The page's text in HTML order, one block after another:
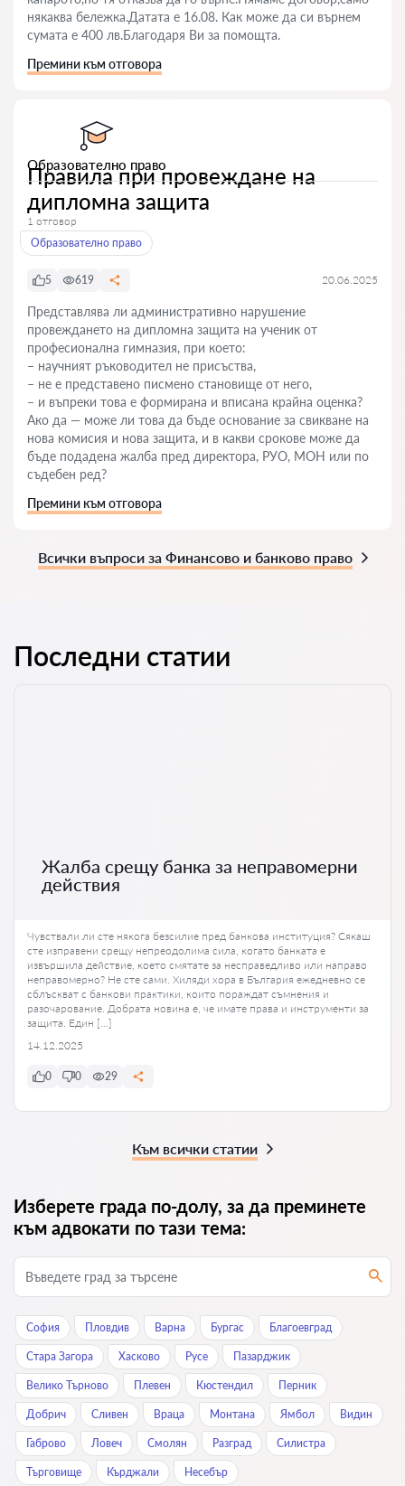
някаква бележка.Датата е 16.08. Как може да си върнем
сумата е 400 лв.Благодаря Ви за помощта.
Премини към отговора
Образователно право
Правила при провеждане на
дипломна защита
1 отговор
Образователно право
5 619 20.06.2025
Представлява ли административно нарушение
провеждането на дипломна защита на ученик от
професионална гимназия, при което:
– научният ръководител не присъства,
– не е представено писмено становище от него,
– и въпреки това е формирана и вписана крайна оценка?
Ако да — може ли това да бъде основание за свикване на
нова комисия и нова защита, и в какви срокове може да
бъде подадена жалба пред директора, РУО, МОН или по
съдебен ред?
Премини към отговора
Всички въпроси за Финансово и банково право
Последни статии
Жалба срещу банка за неправомерни
действия
Чувствали ли сте някога безсилие пред банкова институция? Сякаш
сте изправени срещу непреодолима сила, когато банката е
извършила действие, което смятате за несправедливо или направо
неправомерно? Не сте сами. Хиляди хора в България ежедневно се
сблъскват с банкови практики, които пораждат съмнения и
разочарование. Добрата новина е, че имате права и инструменти за
защита. Един […]
14.12.2025
0 0 29
Към всички статии
Изберете града по-долу, за да преминете
към адвокати по тази тема:
София Пловдив Варна Бургас Благоевград
Стара Загора Хасково Русе Пазарджик
Велико Търново Плевен Кюстендил Перник
Добрич Сливен Враца Монтана Ямбол Видин
Габрово Ловеч Смолян Разград Силистра
Търговище Кърджали Нeсeбър